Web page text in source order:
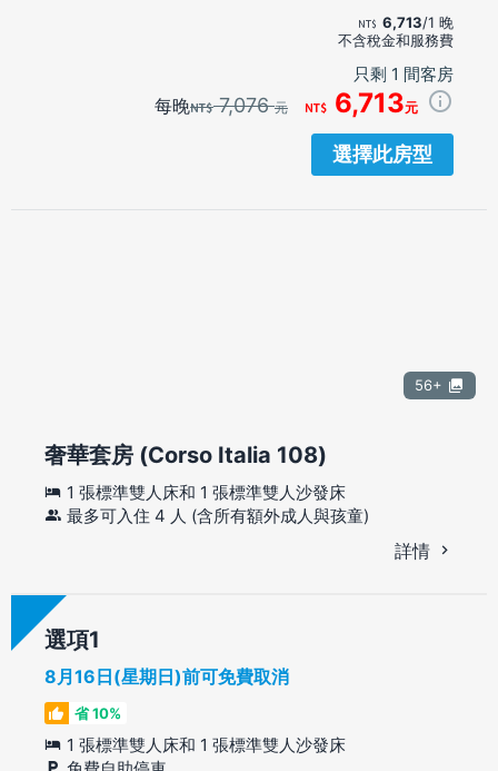
6,713/1 晚
不含稅金和服務費
只剩 1 間客房
每晚 7,076元 6,713元
選擇此房型
56+
奢華套房 (Corso Italia 108)
1 張標準雙人床和 1 張標準雙人沙發床
最多可入住 4 人 (含所有額外成人與孩童)
詳情
選項
8月16日(星期日)前可免費取消
省 10%
1 張標準雙人床和 1 張標準雙人沙發床